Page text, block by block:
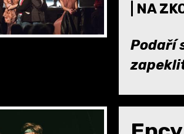
| NA
Podaří